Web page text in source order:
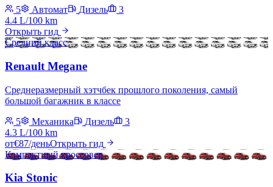
5 Автомат Дизель
3
4.4 L/100 km
Открыть гид
Средний класс
Renault Megane
Среднеразмерный хэтчбек прошлого поколения, самый
большой багажник в классе
5
Механика Дизель
3
4.3 L/100 km
от€87/деньОткрыть гид
Компактный кроссовер
Kia Stonic